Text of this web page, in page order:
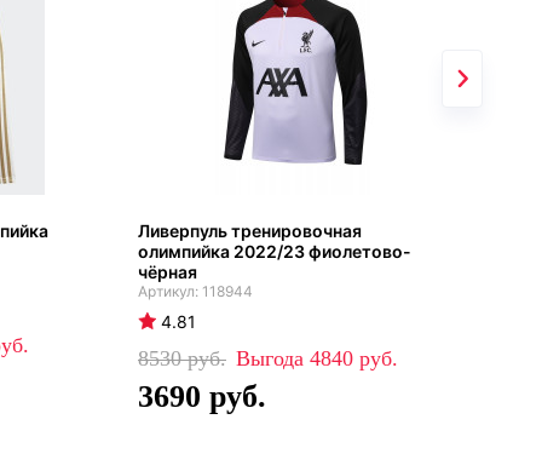
Ливерпуль тренировочная
олимпийка 2022/23 фиолетово-
чёрная
118944
4.81
8530 4840
3690